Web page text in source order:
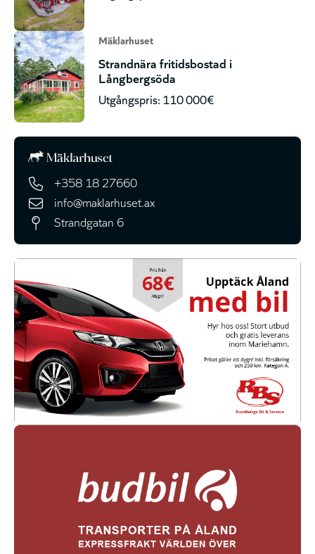
Mäklarhuset
Strandnära fritidsbostad i
Långbergsöda
Utgångspris: 110 000€
+358 18 27660
info@maklarhuset.ax
Strandgatan 6